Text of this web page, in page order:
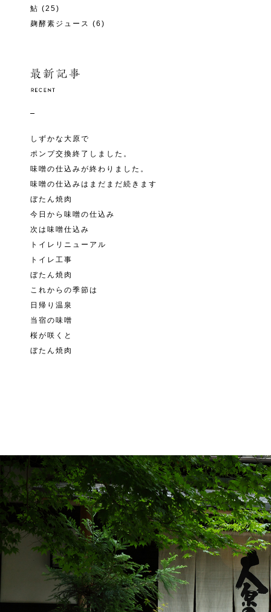
鮎 (25)
麹酵素ジュース (6)
しずかな大原で
ポンプ交換終了しました。
味噌の仕込みが終わりました。
味噌の仕込みはまだまだ続きます
ぼたん焼肉
今日から味噌の仕込み
次は味噌仕込み
トイレリニューアル
トイレ工事
ぼたん焼肉
これからの季節は
日帰り温泉
当宿の味噌
桜が咲くと
ぼたん焼肉